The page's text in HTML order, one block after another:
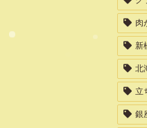
肉
新
北
立
銀